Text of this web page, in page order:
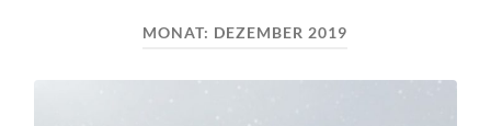
MONAT: DEZEMBER 2019